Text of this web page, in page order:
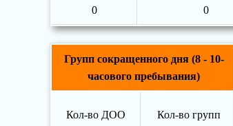
0 0
Групп сокращенного дня (8 - 10-
часового пребывания)
Кол-во ДОО Кол-во групп